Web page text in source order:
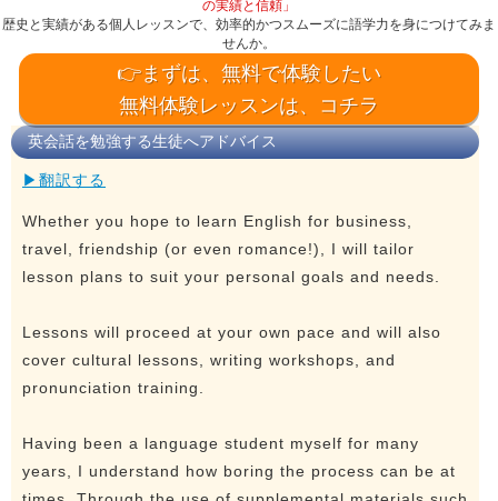
の実績と信頼」
歴史と実績がある個人レッスンで、効率的かつスムーズに語学力を身につけてみま
せんか。
👉まずは、無料で体験したい
無料体験レッスンは、コチラ
英会話を勉強する生徒へアドバイス
▶翻訳する
Whether you hope to learn English for business,
travel, friendship (or even romance!), I will tailor
lesson plans to suit your personal goals and needs.
Lessons will proceed at your own pace and will also
cover cultural lessons, writing workshops, and
pronunciation training.
Having been a language student myself for many
years, I understand how boring the process can be at